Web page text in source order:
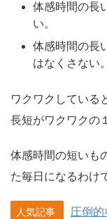
体感時間の長
い。
体感時間の長
はなくさない。
ワクワクしている
長短がワクワクの
体感時間の短いも
た毎日になるわけ
人気記事 圧倒的